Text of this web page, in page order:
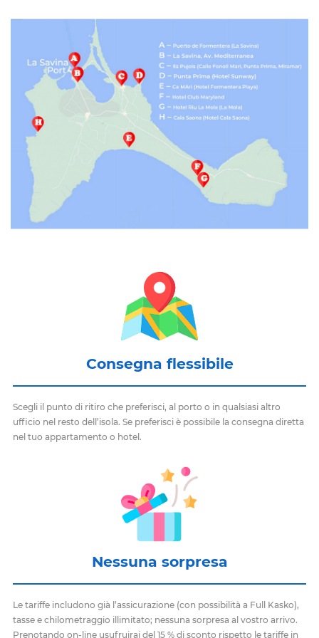
Consegna flessibile
Scegli il punto di ritiro che preferisci, al porto o in qualsiasi altro
ufficio nel resto dell’isola. Se preferisci è possibile la consegna diretta
nel tuo appartamento o hotel.
Nessuna sorpresa
Le tariffe includono già l’assicurazione (con possibilità a Full Kasko),
tasse e chilometraggio illimitato; nessuna sorpresa al vostro arrivo.
Prenotando on-line usufruirai del 15 % di sconto rispetto le tariffe in